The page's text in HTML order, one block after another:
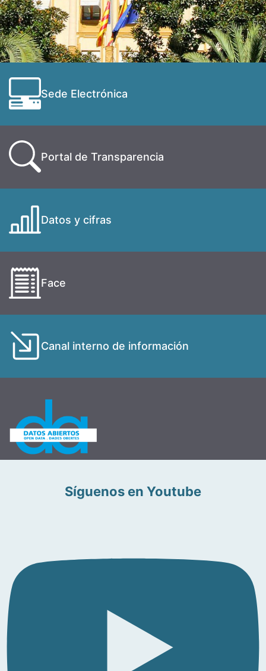
Sede Electrónica
Portal de Transparencia
Datos y cifras
Face
Canal interno de información
Síguenos en Youtube